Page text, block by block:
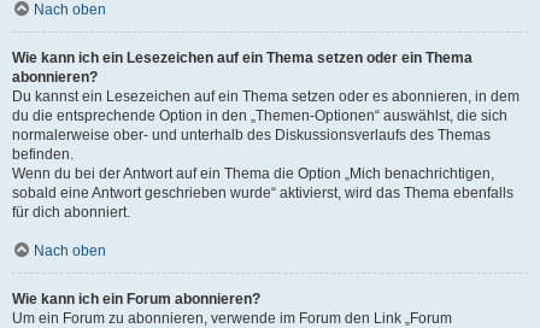
Nach oben
Wie kann ich ein Lesezeichen auf ein Thema setzen oder ein Thema
abonnieren?
Du kannst ein Lesezeichen auf ein Thema setzen oder es abonnieren, in dem
du die entsprechende Option in den „Themen-Optionen“ auswählst, die sich
normalerweise ober- und unterhalb des Diskussionsverlaufs des Themas
befinden.
Wenn du bei der Antwort auf ein Thema die Option „Mich benachrichtigen,
sobald eine Antwort geschrieben wurde“ aktivierst, wird das Thema ebenfalls
für dich abonniert.
Nach oben
Wie kann ich ein Forum abonnieren?
Um ein Forum zu abonnieren, verwende im Forum den Link „Forum